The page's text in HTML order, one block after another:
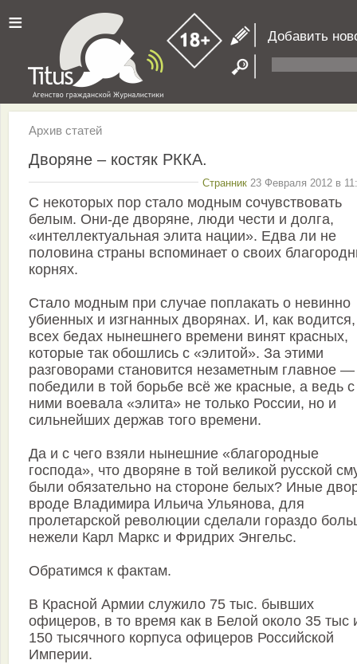
≡ Добавить
Архив статей
Дворяне – костяк РККА.
Странник 23 Февраля 2012 в
С некоторых пор стало модным сочувствовать
белым. Они-де дворяне, люди чести и долга,
«интеллектуальная элита нации». Едва ли не
половина страны вспоминает о своих
корнях.
Стало модным при случае поплакать о невинно
убиенных и изгнанных дворянах. И, как
всех бедах нынешнего времени винят красных,
которые так обошлись с «элитой». За этими
разговорами становится незаметным главное —
победили в той борьбе всё же красные, а ведь с
ними воевала «элита» не только России, но и
сильнейших держав того времени.
Да и с чего взяли нынешние «благородные
господа», что дворяне в той великой русской
были обязательно на стороне белых? Иные
вроде Владимира Ильича Ульянова, для
пролетарской революции сделали гораздо
нежели Карл Маркс и Фридрих Энгельс.
Обратимся к фактам.
В Красной Армии служило 75 тыс. бывших
офицеров, в то время как в Белой около 35 тыс
150 тысячного корпуса офицеров Российской
Империи.